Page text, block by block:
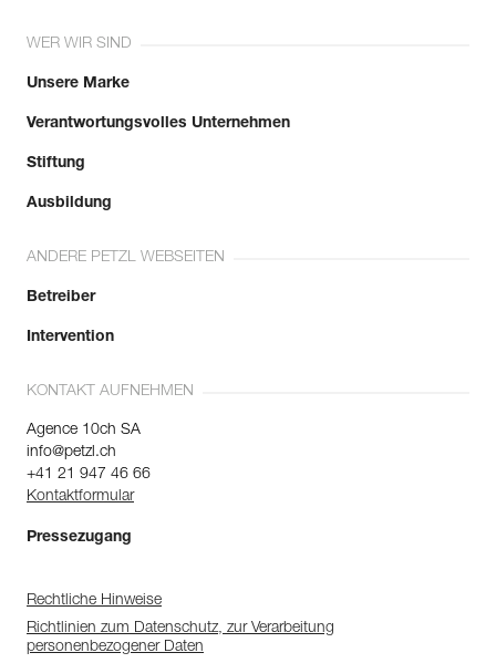
WER WIR SIND
Unsere Marke
Verantwortungsvolles Unternehmen
Stiftung
Ausbildung
ANDERE PETZL WEBSEITEN
Betreiber
Intervention
KONTAKT AUFNEHMEN
Agence 10ch SA
info@petzl.ch
+41 21 947 46 66
Kontaktformular
Pressezugang
Rechtliche Hinweise
Richtlinien zum Datenschutz, zur Verarbeitung
personenbezogener Daten